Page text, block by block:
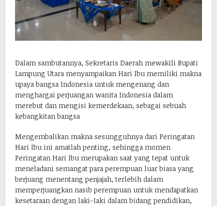
Dalam sambutannya, Sekretaris Daerah mewakili Bupati
Lampung Utara menyampaikan Hari Ibu memiliki makna
upaya bangsa Indonesia untuk mengenang dan
menghargai perjuangan wanita Indonesia dalam
merebut dan mengisi kemerdekaan, sebagai sebuah
kebangkitan bangsa
Mengembalikan makna sesungguhnya dari Peringatan
Hari Ibu ini amatlah penting, sehingga momen
Peringatan Hari Ibu merupakan saat yang tepat untuk
meneladani semangat para perempuan luar biasa yang
berjuang menentang penjajah, terlebih dalam
memperjuangkan nasib perempuan untuk mendapatkan
kesetaraan dengan laki-Iaki dalam bidang pendidikan,